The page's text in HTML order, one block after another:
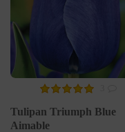
Tulipan Triumph Blue
Aimable